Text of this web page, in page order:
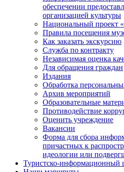
обеспечении
организацией культуры
Национальный проект
Правила посещения
Как заказать экскурсию
Служба по контракту
Независимая оценка
Для обращения граждан
Издания
Обработка
Архив мероприятий
Образовательные
Противодействие
Оценить учреждение
Вакансии
Форма для сбора
причастных к
идеологии или
Туристско-информационный